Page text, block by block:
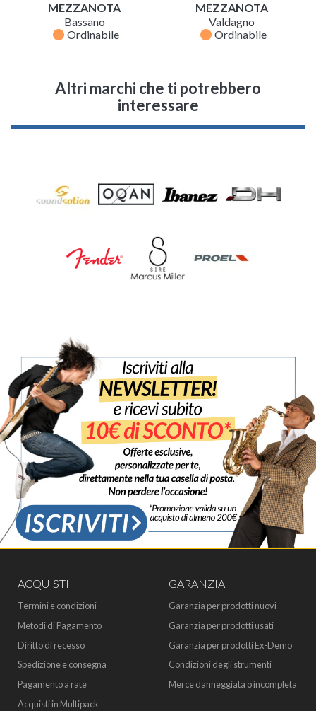
MEZZANOTA
Bassano
fiber_manual_record Ordinabile
MEZZANOTA
Valdagno
fiber_manual_record Ordinabile
Altri marchi che ti potrebbero
interessare
ACQUISTI
Termini e condizioni
Metodi di Pagamento
Diritto di recesso
Spedizione e consegna
Pagamento a rate
Acquisti in Multipack
GARANZIA
Garanzia per prodotti nuovi
Garanzia per prodotti usati
Garanzia per prodotti Ex-Demo
Condizioni degli strumenti
Merce danneggiata o incompleta